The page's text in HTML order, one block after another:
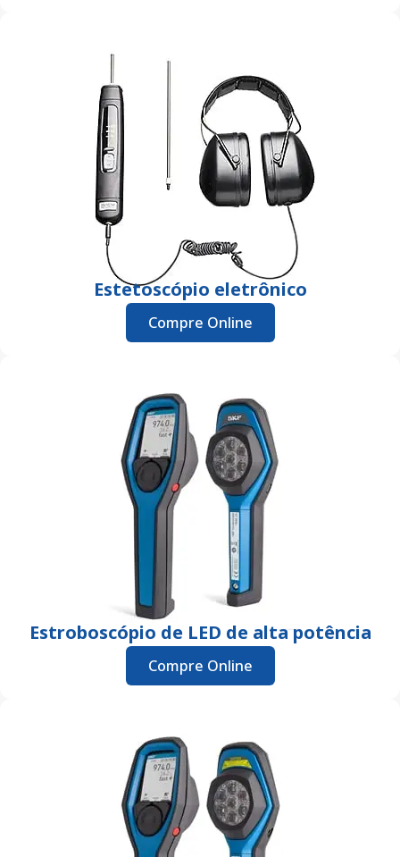
Estetoscópio eletrônico
Compre Online
Estroboscópio de LED de alta potência
Compre Online